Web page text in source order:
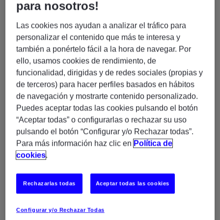
dominio diferente al dominio del sitio web que está
Específicamente, usamos las cookies y otras tecnologías
de seguimiento para los siguientes propósitos:
Cookies de rendimiento
Estas cookies nos permiten contar las visitas y fuentes de
circulación para poder medir y mejorar el desempeño de
nuestro sitio. Nos ayudan a saber qué páginas son las más
o menos populares, y ver cuántas personas visitan el sitio.
Toda la información que recogen estas cookies es agregada
y, por lo tanto, anónima. Si no permite estas cookies no
sabremos cuándo visitó nuestro sitio, y por lo tanto no
podremos saber cuándo lo visitó.
Cookies
de
rendimiento
_hjTLDTest
experis.es
para nosotros!
Las cookies nos ayudan a analizar el tráfico para
personalizar el contenido que más te interesa y
también a ponértelo fácil a la hora de navegar. Por
ello, usamos cookies de rendimiento, de
funcionalidad, dirigidas y de redes sociales (propias y
de terceros) para hacer perfiles basados en hábitos
de navegación y mostrarte contenido personalizado.
Puedes aceptar todas las cookies pulsando el botón
“Aceptar todas” o configurarlas o rechazar su uso
pulsando el botón “Configurar y/o Rechazar todas”.
Para más información haz clic en Política de
cookies.
Configurar y/o Rechazar Todas
Rechazarlas todas Aceptar todas las cookies